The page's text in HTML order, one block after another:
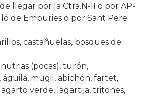
llegar por la Ctra.N-II o por AP-
de Empuries o por Sant Pere
castañuelas, bosques de
(pocas), turón,
águila, mugil, abichón, fartet,
verde, lagartija, tritones,